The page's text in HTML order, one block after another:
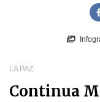
LA PAZ
Continua